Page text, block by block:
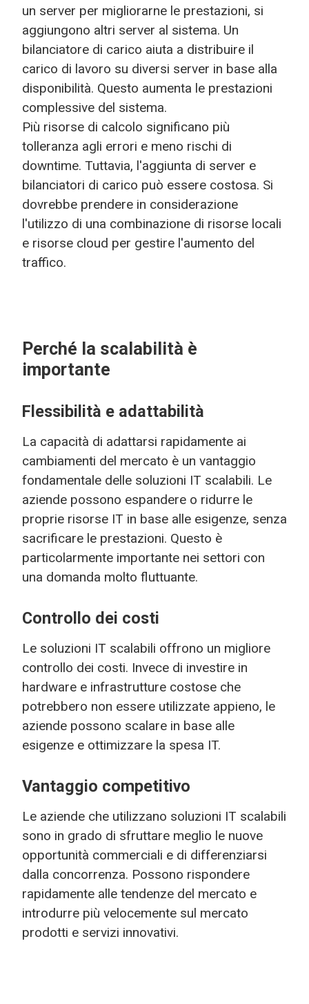
un server per migliorarne le prestazioni, si
aggiungono altri server al sistema. Un
bilanciatore di carico aiuta a distribuire il
carico di lavoro su diversi server in base alla
disponibilità. Questo aumenta le prestazioni
complessive del sistema.
Più risorse di calcolo significano più
tolleranza agli errori e meno rischi di
downtime. Tuttavia, l'aggiunta di server e
bilanciatori di carico può essere costosa. Si
dovrebbe prendere in considerazione
l'utilizzo di una combinazione di risorse locali
e risorse cloud per gestire l'aumento del
traffico.
Perché la scalabilità è
importante
Flessibilità e adattabilità
La capacità di adattarsi rapidamente ai
cambiamenti del mercato è un vantaggio
fondamentale delle soluzioni IT scalabili. Le
aziende possono espandere o ridurre le
proprie risorse IT in base alle esigenze, senza
sacrificare le prestazioni. Questo è
particolarmente importante nei settori con
una domanda molto fluttuante.
Controllo dei costi
Le soluzioni IT scalabili offrono un migliore
controllo dei costi. Invece di investire in
hardware e infrastrutture costose che
potrebbero non essere utilizzate appieno, le
aziende possono scalare in base alle
esigenze e ottimizzare la spesa IT.
Vantaggio competitivo
Le aziende che utilizzano soluzioni IT scalabili
sono in grado di sfruttare meglio le nuove
opportunità commerciali e di differenziarsi
dalla concorrenza. Possono rispondere
rapidamente alle tendenze del mercato e
introdurre più velocemente sul mercato
prodotti e servizi innovativi.